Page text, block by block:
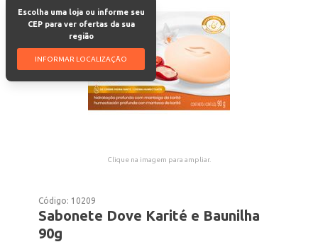
Escolha uma loja ou informe seu
CEP para ver ofertas da sua
região
INFORMAR LOCALIZAÇÃO
Clique na imagem para ampliar.
Código: 10209
Sabonete Dove Karité e Baunilha
90g